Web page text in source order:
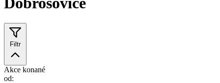
Filtr
Akce konané
od: